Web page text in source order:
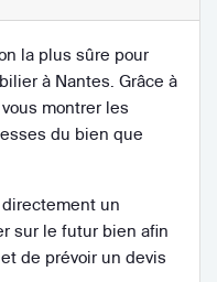
la plus sûre pour
à Nantes. Grâce à
montrer les
du bien que
un
sur le futur bien afin
de prévoir un devis